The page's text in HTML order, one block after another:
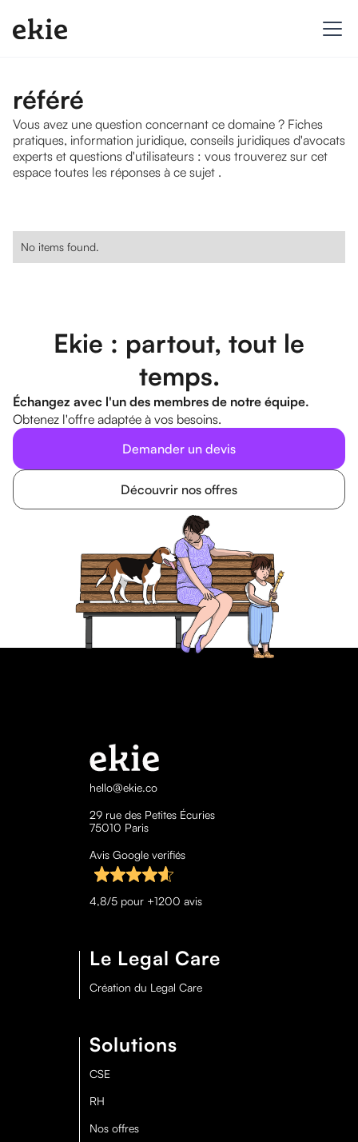
référé
Vous avez une question concernant ce domaine ? Fiches
pratiques, information juridique, conseils juridiques d'avocats
experts et questions d'utilisateurs : vous trouverez sur cet
espace toutes les réponses à ce sujet .
No items found.
Ekie : partout, tout le
temps.
Échangez avec l'un des membres de notre équipe.
Obtenez l'offre adaptée à vos besoins.
Demander un devis
Découvrir nos offres
hello@ekie.co
29 rue des Petites Écuries
75010 Paris
Avis Google verifiés
4,8/5 pour +1200 avis
Le Legal Care
Création du Legal Care
Solutions
CSE
RH
Nos offres